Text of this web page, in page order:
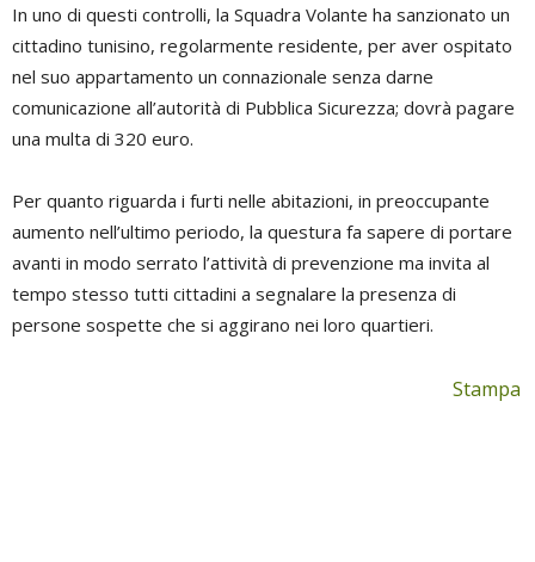
In uno di questi controlli, la Squadra Volante ha sanzionato un
cittadino tunisino, regolarmente residente, per aver ospitato
nel suo appartamento un connazionale senza darne
comunicazione all’autorità di Pubblica Sicurezza; dovrà pagare
una multa di 320 euro.
Per quanto riguarda i furti nelle abitazioni, in preoccupante
aumento nell’ultimo periodo, la questura fa sapere di portare
avanti in modo serrato l’attività di prevenzione ma invita al
tempo stesso tutti cittadini a segnalare la presenza di
persone sospette che si aggirano nei loro quartieri.
Stampa